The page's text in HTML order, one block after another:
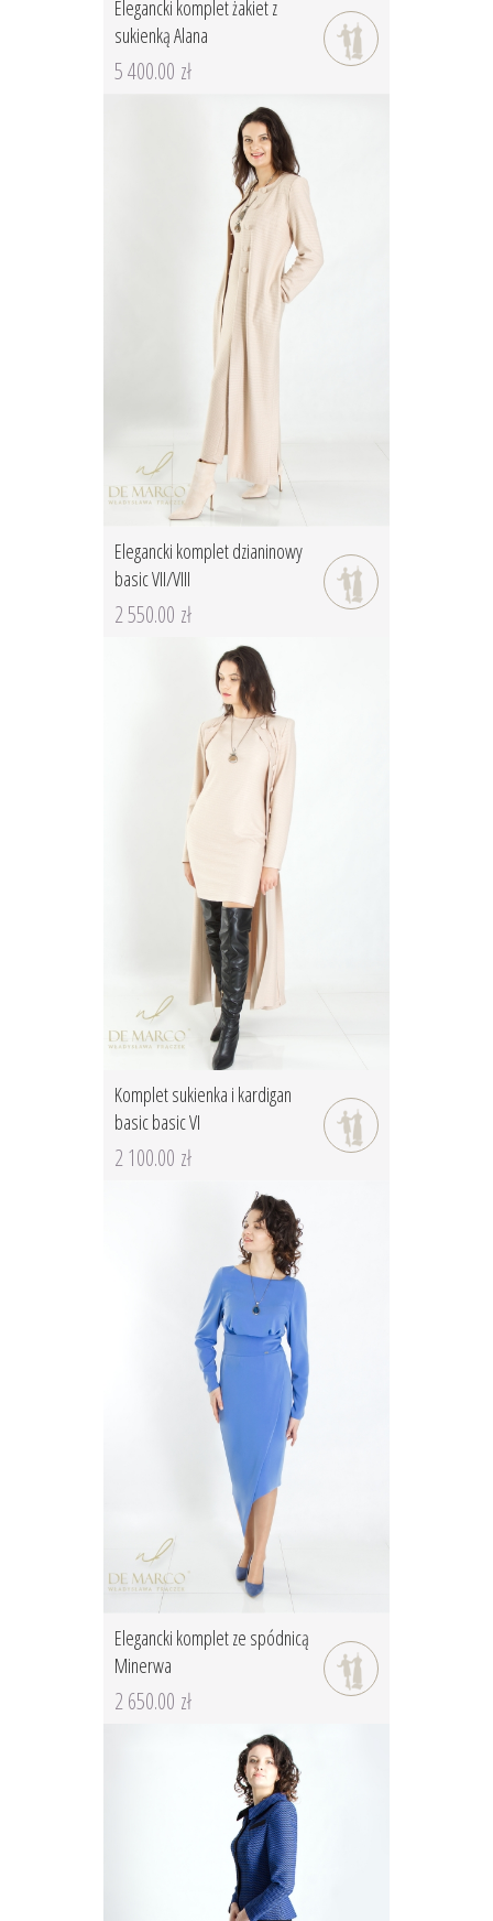
Elegancki komplet żakiet z
sukienką Alana
5 400.00 zł
Elegancki komplet dzianinowy
basic VII/VIII
2 550.00 zł
Komplet sukienka i kardigan
basic basic VI
2 100.00 zł
Elegancki komplet ze spódnicą
Minerwa
2 650.00 zł